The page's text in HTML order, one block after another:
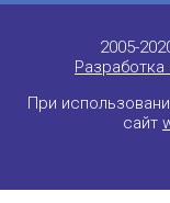
2005-
Разработка
При
сайт